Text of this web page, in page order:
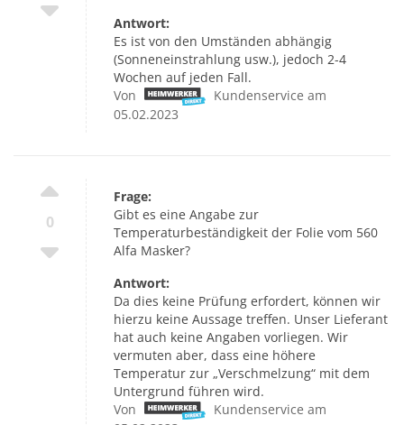
Antwort:
Es ist von den Umständen abhängig
(Sonneneinstrahlung usw.), jedoch 2-4
Wochen auf jeden Fall.
Von
Kundenservice am
05.02.2023
0
Frage:
Gibt es eine Angabe zur
Temperaturbeständigkeit der Folie vom 560
Alfa Masker?
Antwort:
Da dies keine Prüfung erfordert, können wir
hierzu keine Aussage treffen. Unser Lieferant
hat auch keine Angaben vorliegen. Wir
vermuten aber, dass eine höhere
Temperatur zur „Verschmelzung“ mit dem
Untergrund führen wird.
Von
Kundenservice am